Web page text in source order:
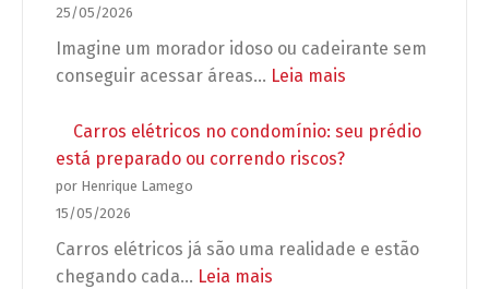
obra?
podem
seu
condomínio
25/05/2026
Imagine um morador idoso ou cadeirante sem
conseguir acessar áreas… Leia mais
no
adaptação,
Carros elétricos no condomínio: seu prédio
está preparado ou correndo riscos?
por Henrique Lamego
15/05/2026
Carros elétricos já são uma realidade e estão
chegando cada… Leia mais